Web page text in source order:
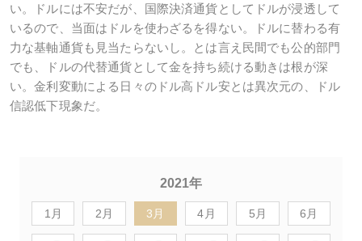
い。ドルには不安だが、国際決済通貨としてドルが浸透して
いるので、当面はドルを使わざるを得ない。ドルに替わる有
力な基軸通貨も見当たらないし。とは言え民間でも公的部門
でも、ドルの代替通貨として金を持ち続ける動きは根が深
い。金利変動による日々のドル高ドル安とは異次元の、ドル
信認低下現象だ。
2021年
1月 2月 3月 4月 5月 6月